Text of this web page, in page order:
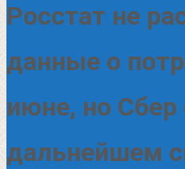
Росстат не
данные о
июне, но
дальнейшем